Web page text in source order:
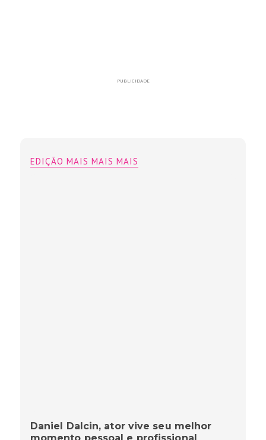
PUBLICIDADE
EDIÇÃO MAIS MAIS MAIS
Daniel Dalcin, ator vive seu melhor